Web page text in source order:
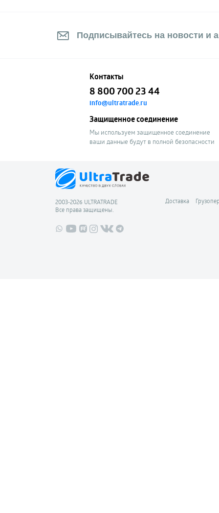
Подписывайтесь на новости и
Контакты
8 800 700 23 44
info@ultratrade.ru
Защищенное соединение
Мы используем защищенное соединение
ваши данные будут в полной безопасности
Доставка
2003-2026 ULTRATRADE
Все права защищены.